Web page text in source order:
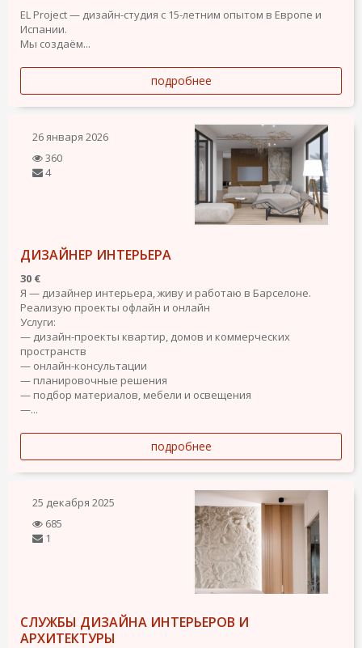
EL Project — дизайн-студия с 15-летним опытом в Европе и
Испании.
Мы создаём...
подробнее
26 января 2026
360
4
ДИЗАЙНЕР ИНТЕРЬЕРА
30 €
Я — дизайнер интерьера, живу и работаю в Барселоне.
Реализую проекты офлайн и онлайн
Услуги:
— дизайн-проекты квартир, домов и коммерческих
пространств
— онлайн-консультации
— планировочные решения
— подбор материалов, мебели и освещения
—...
подробнее
25 декабря 2025
685
1
СЛУЖБЫ ДИЗАЙНА ИНТЕРЬЕРОВ И
АРХИТЕКТУРЫ